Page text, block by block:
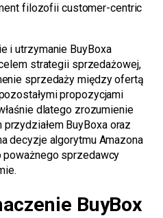
filozofii customer-centric
i utrzymanie BuyBoxa
strategii sprzedażowej,
sprzedaży między ofertą
propozycjami
dlatego zrozumienie
BuyBoxa oraz
decyzje algorytmu Amazona
sprzedawcy
BuyBox